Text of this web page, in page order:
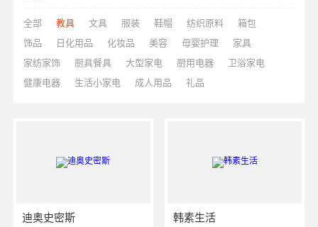
全部 教具 文具 服装 鞋帽 纺织原料
箱包
饰品
日化用品 化妆品 美容 母婴护理
家具
家纺家饰
厨具餐具 大型家电 厨用电器
卫浴家电
健康电器
生活小家电 成人用品 礼品
迪奥史密斯 韩素生活